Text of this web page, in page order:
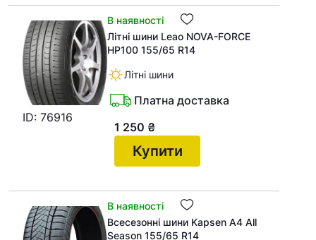
В наявності
ID: 76916
Літні шини Leao NOVA-FORCE
HP100 155/65 R14
Літні шини
Платна доставка
1 250 ₴
Купити
В наявності
Всесезонні шини Kapsen A4 All
Season 155/65 R14